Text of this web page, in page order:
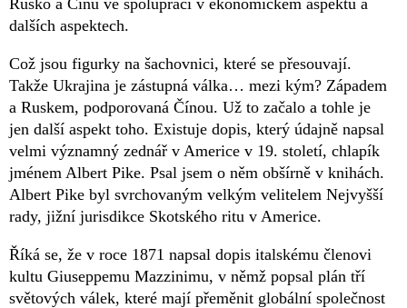
dalších aspektech.
Což jsou figurky na šachovnici, které se přesouvají.
Takže Ukrajina je zástupná válka… mezi kým? Západem
a Ruskem, podporovaná Čínou. Už to začalo a tohle je
jen další aspekt toho. Existuje dopis, který údajně napsal
velmi významný zednář v Americe v 19. století, chlapík
jménem Albert Pike. Psal jsem o něm obšírně v knihách.
Albert Pike byl svrchovaným velkým velitelem Nejvyšší
rady, jižní jurisdikce Skotského ritu v Americe.
Říká se, že v roce 1871 napsal dopis italskému členovi
kultu Giuseppemu Mazzinimu, v němž popsal plán tří
světových válek, které mají přeměnit globální společnost